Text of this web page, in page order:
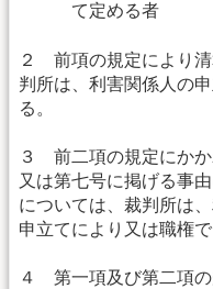
て定める者
２ 前項の規定により
判所は、利害関係人の
る。
３ 前二項の規定にかか
又は第七号に掲げる事
については、裁判所は
申立てにより又は職権
４ 第一項及び第二項の